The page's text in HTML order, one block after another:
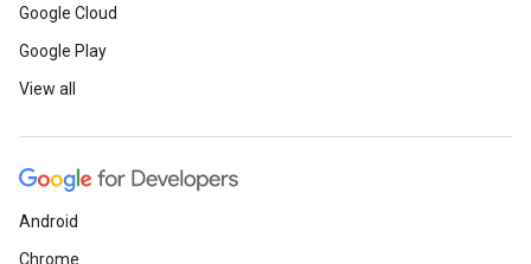
Google Cloud
Google Play
View all
Android
Chrome